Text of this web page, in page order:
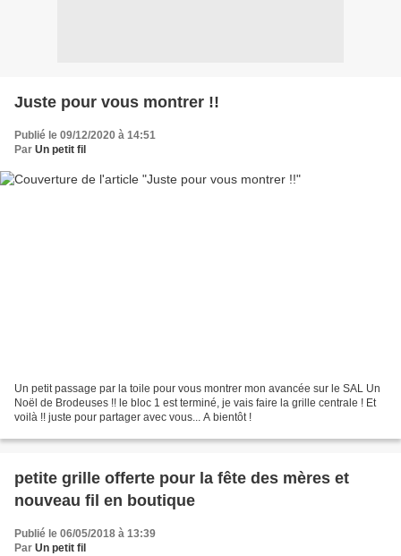
Juste pour vous montrer !!
Publié le 09/12/2020 à 14:51
Par Un petit fil
Un petit passage par la toile pour vous montrer mon avancée sur le SAL Un
Noël de Brodeuses !! le bloc 1 est terminé, je vais faire la grille centrale ! Et
voilà !! juste pour partager avec vous... A bientôt !
petite grille offerte pour la fête des mères et
nouveau fil en boutique
Publié le 06/05/2018 à 13:39
Par Un petit fil